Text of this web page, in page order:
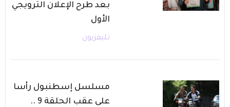
بعد طرح الإعلان الترويجي
الأول
تليفزيون
مسلسل إسطنبول رأسا
على عقب الحلقة 9 ..